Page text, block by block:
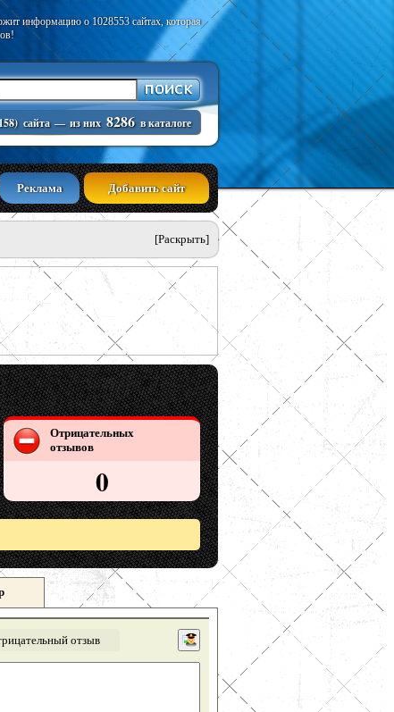
информацию о 1028553 сайтах, которая
сайта — из них 8286 в каталоге
Реклама Добавить сайт
[Раскрыть]
Отрицательных
отзывов
0
отзыв